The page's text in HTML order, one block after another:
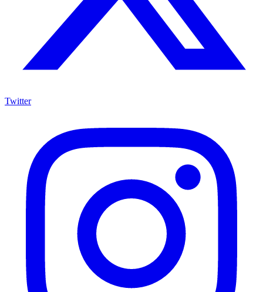
Twitter